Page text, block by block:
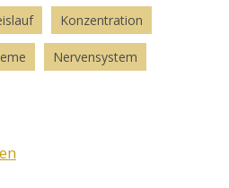
Konzentration
Nervensystem